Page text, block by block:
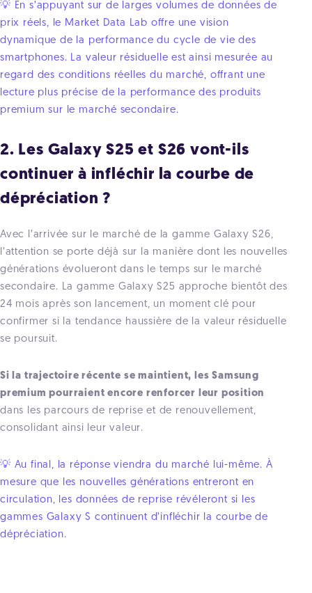
💡 En s’appuyant sur de larges volumes de données de
prix réels, le Market Data Lab offre une vision
dynamique de la performance du cycle de vie des
smartphones. La valeur résiduelle est ainsi mesurée au
regard des conditions réelles du marché, offrant une
lecture plus précise de la performance des produits
premium sur le marché secondaire.
2. Les Galaxy S25 et S26 vont-ils
continuer à infléchir la courbe de
dépréciation ?
Avec l’arrivée sur le marché de la gamme Galaxy S26,
l’attention se porte déjà sur la manière dont les nouvelles
générations évolueront dans le temps sur le marché
secondaire. La gamme Galaxy S25 approche bientôt des
24 mois après son lancement, un moment clé pour
confirmer si la tendance haussière de la valeur résiduelle
se poursuit.
Si la trajectoire récente se maintient, les Samsung
premium pourraient encore renforcer leur position
dans les parcours de reprise et de renouvellement,
consolidant ainsi leur valeur.
💡 Au final, la réponse viendra du marché lui-même. À
mesure que les nouvelles générations entreront en
circulation, les données de reprise révéleront si les
gammes Galaxy S continuent d’infléchir la courbe de
dépréciation.